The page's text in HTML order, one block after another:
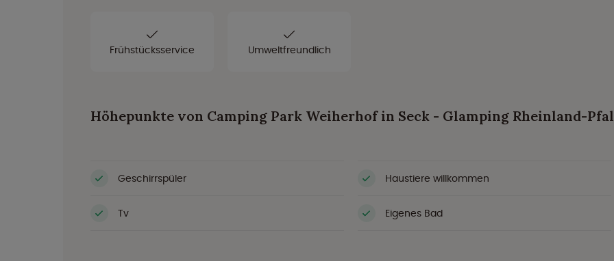
Frühstücksservice Umweltfreundlich
Höhepunkte von Camping Park Weiherhof in Seck - Glamping Rheinland-
Geschirrspüler Haustiere willkommen
Tv Eigenes Bad